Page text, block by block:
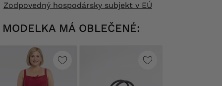
Zodpovedný hospodársky subjekt v EÚ
MODELKA MÁ OBLEČENÉ: